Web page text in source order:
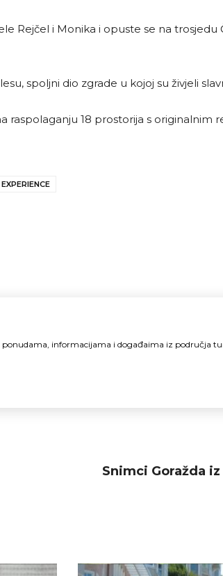
Rejčel i Monika i opuste se na
spoljni dio zgrade u kojoj su živjeli
18 prostorija s originalnim
informacijama i događaima iz područja
Snimci Goražda